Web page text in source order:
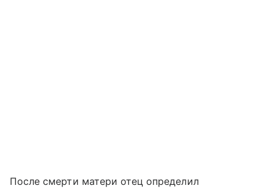
После смерти матери отец определил